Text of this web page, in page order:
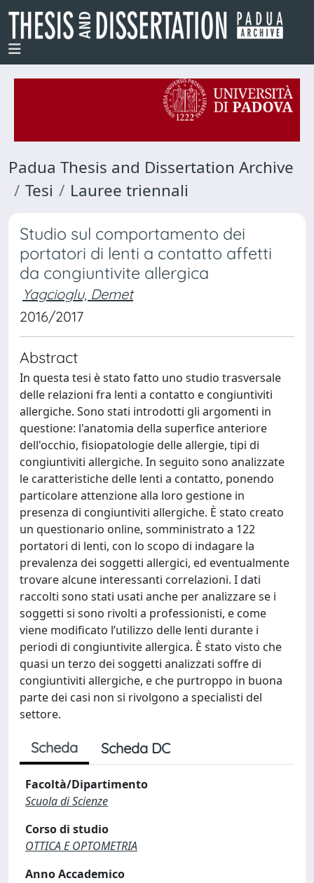
Padua Thesis and Dissertation Archive
Tesi
Lauree triennali
Studio sul comportamento dei
portatori di lenti a contatto affetti
da congiuntivite allergica
Yagcioglu, Demet
2016/2017
Abstract
In questa tesi è stato fatto uno studio trasversale
delle relazioni fra lenti a contatto e congiuntiviti
allergiche. Sono stati introdotti gli argomenti in
questione: l'anatomia della superfice anteriore
dell'occhio, fisiopatologie delle allergie, tipi di
congiuntiviti allergiche. In seguito sono analizzate
le caratteristiche delle lenti a contatto, ponendo
particolare attenzione alla loro gestione in
presenza di congiuntiviti allergiche. È stato creato
un questionario online, somministrato a 122
portatori di lenti, con lo scopo di indagare la
prevalenza dei soggetti allergici, ed eventualmente
trovare alcune interessanti correlazioni. I dati
raccolti sono stati usati anche per analizzare se i
soggetti si sono rivolti a professionisti, e come
viene modificato l’utilizzo delle lenti durante i
periodi di congiuntivite allergica. È stato visto che
quasi un terzo dei soggetti analizzati soffre di
congiuntiviti allergiche, e che purtroppo in buona
parte dei casi non si rivolgono a specialisti del
settore.
Scheda Scheda DC
Facoltà/Dipartimento
Scuola di Scienze
Corso di studio
OTTICA E OPTOMETRIA
Anno Accademico